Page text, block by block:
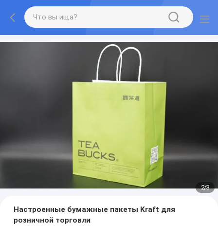
2/3
Настроенные бумажные пакеты Kraft для
розничной торговли